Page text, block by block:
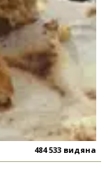
484 533 видяна